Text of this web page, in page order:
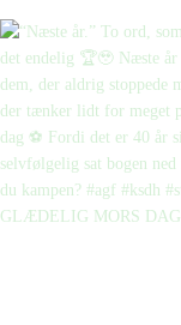
GLÆDELIG MORS DAG